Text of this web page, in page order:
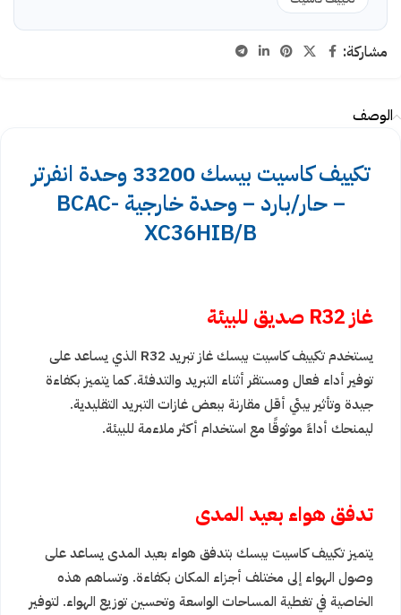
مشاركة:
الوصف
تكييف كاسيت بيسك 33200 وحدة انفرتر
– حار/بارد – وحدة خارجية BCAC-
XC36HIB/B
غاز R32 صديق للبيئة
يستخدم تكييف كاسيت بيسك غاز تبريد R32 الذي يساعد على
توفير أداء فعال ومستقر أثناء التبريد والتدفئة. كما يتميز بكفاءة
جيدة وتأثير بيئي أقل مقارنة ببعض غازات التبريد التقليدية.
ليمنحك أداءً موثوقًا مع استخدام أكثر ملاءمة للبيئة.
تدفق هواء بعيد المدى
يتميز تكييف كاسيت بيسك بتدفق هواء بعيد المدى يساعد على
وصول الهواء إلى مختلف أجزاء المكان بكفاءة. وتساهم هذه
الخاصية في تغطية المساحات الواسعة وتحسين توزيع الهواء. لتوفير